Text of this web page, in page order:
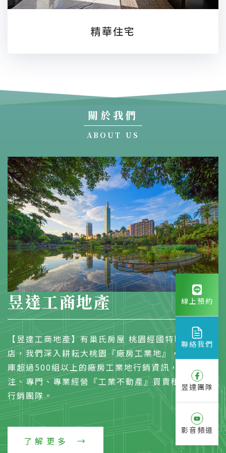
精華住宅
關於我們
ABOUT US
昱達工商地產
【昱達工商地產】有巢氏房屋 桃園經國特區加盟
店，我們深入耕耘大桃園『廠房工業地』，物件資料
庫超過500組以上的廠房工業地行銷資訊，是一個專
注、專門、專業經營『工業不動產』買賣租賃的開發
行銷團隊。
了解更多
線上預約
聯絡我們
昱達團隊
影音頻道